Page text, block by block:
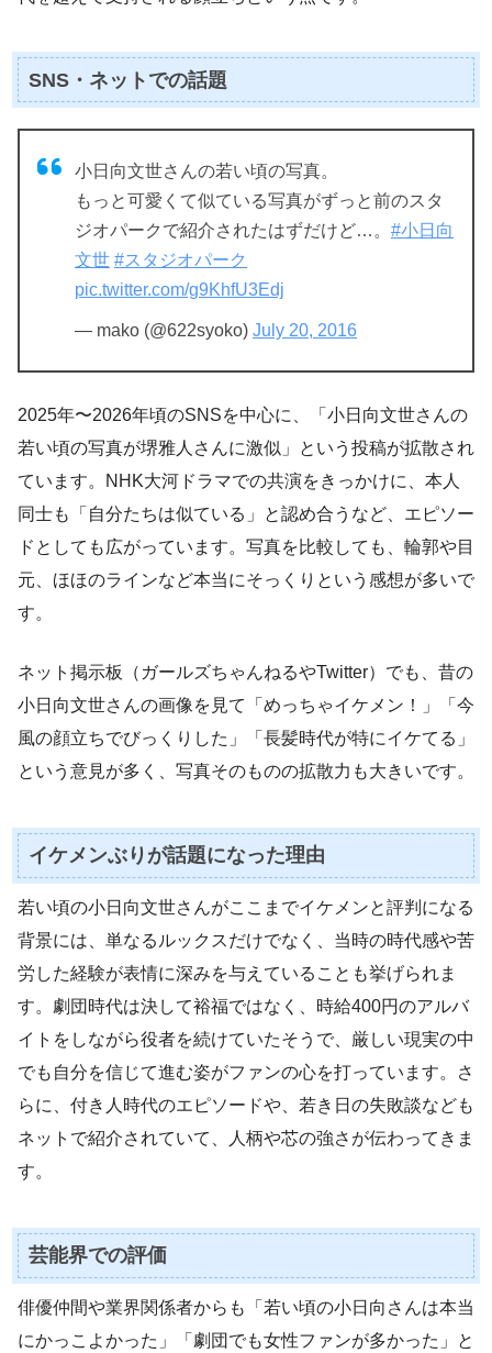
SNS・ネットでの話題
小日向文世さんの若い頃の写真。
もっと可愛くて似ている写真がずっと前のスタ
ジオパークで紹介されたはずだけど…。 #小日向
文世 #スタジオパーク
pic.twitter.com/g9KhfU3Edj
— mako (@622syoko) July 20, 2016
2025年〜2026年頃のSNSを中心に、「小日向文世さんの
若い頃の写真が堺雅人さんに激似」という投稿が拡散され
ています。NHK大河ドラマでの共演をきっかけに、本人
同士も「自分たちは似ている」と認め合うなど、エピソー
ドとしても広がっています。写真を比較しても、輪郭や目
元、ほほのラインなど本当にそっくりという感想が多いで
す。
ネット掲示板（ガールズちゃんねるやTwitter）でも、昔の
小日向文世さんの画像を見て「めっちゃイケメン！」「今
風の顔立ちでびっくりした」「長髪時代が特にイケてる」
という意見が多く、写真そのものの拡散力も大きいです。
イケメンぶりが話題になった理由
若い頃の小日向文世さんがここまでイケメンと評判になる
背景には、単なるルックスだけでなく、当時の時代感や苦
労した経験が表情に深みを与えていることも挙げられま
す。劇団時代は決して裕福ではなく、時給400円のアルバ
イトをしながら役者を続けていたそうで、厳しい現実の中
でも自分を信じて進む姿がファンの心を打っています。さ
らに、付き人時代のエピソードや、若き日の失敗談なども
ネットで紹介されていて、人柄や芯の強さが伝わってきま
す。
芸能界での評価
俳優仲間や業界関係者からも「若い頃の小日向さんは本当
にかっこよかった」「劇団でも女性ファンが多かった」と